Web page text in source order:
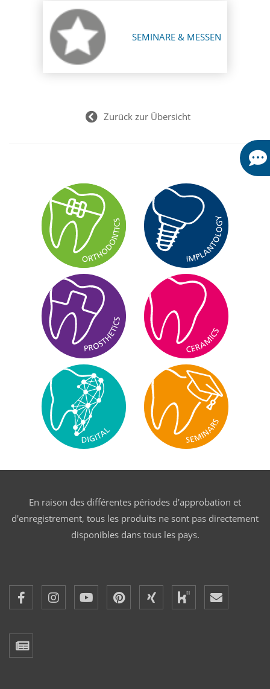
SEMINARE & MESSEN
Zurück zur Übersicht
En raison des différentes périodes d'approbation et
d'enregistrement, tous les produits ne sont pas directement
disponibles dans tous les pays.